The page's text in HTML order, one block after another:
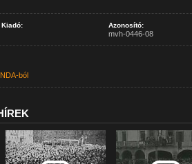
Kiadó: Azonosító:
mvh-0446-08
ból